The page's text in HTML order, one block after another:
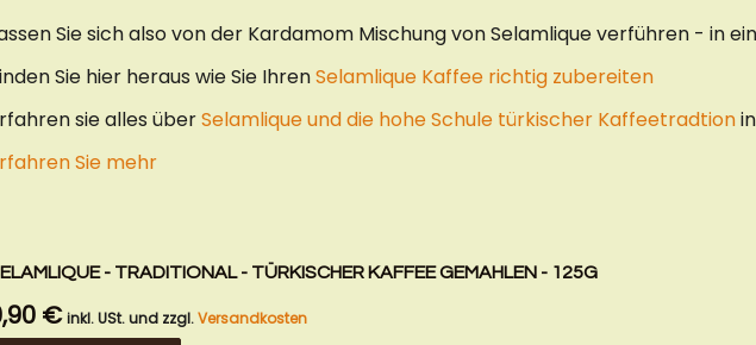
Sie sich also von der Kardamom Mischung von Selamlique verführen - in
Sie hier heraus wie Sie IhrenSelamlique Kaffee richtig zubereiten
sie alles überSelamlique und die hohe Schule türkischer Kaffeetradtion
Sie mehr
- TRADITIONAL - TÜRKISCHER KAFFEE GEMAHLEN - 125G
€ inkl. USt. und zzgl.Versandkosten